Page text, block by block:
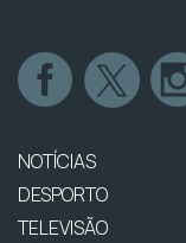
NOTÍCIAS
DESPORTO
TELEVISÃO